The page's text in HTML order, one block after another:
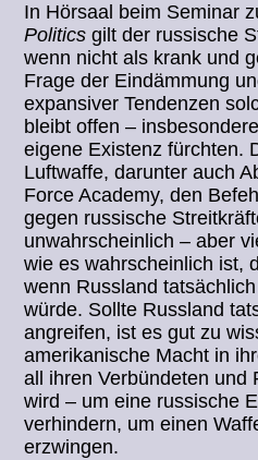
In Hörsaal beim Seminar
Politics gilt der russische
wenn nicht als krank und
Frage der Eindämmung
expansiver Tendenzen
bleibt offen –
eigene Existenz fürchten.
Luftwaffe, darunter auch
Force Academy, den
gegen russische
unwahrscheinlich – aber
wie es wahrscheinlich ist,
wenn Russland
würde. Sollte Russland
angreifen, ist es gut zu
amerikanische Macht in
all ihren Verbündeten und
wird – um eine russische
verhindern, um einen
erzwingen.